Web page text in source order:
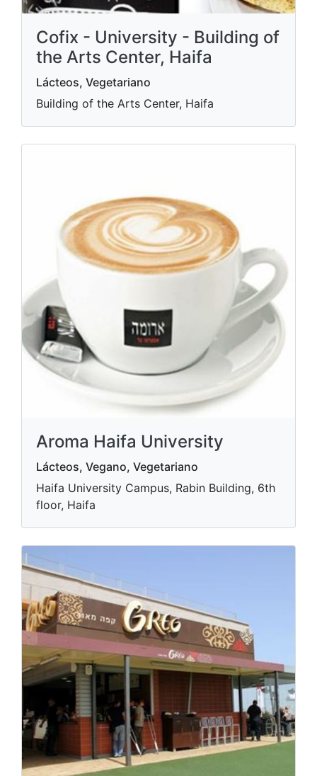
Cofix - University - Building of
the Arts Center, Haifa
Lácteos, Vegetariano
Building of the Arts Center, Haifa
Aroma Haifa University
Lácteos, Vegano, Vegetariano
Haifa University Campus, Rabin Building, 6th
floor, Haifa